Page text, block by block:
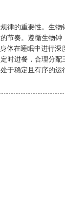
律的重要性。生物
节奏。遵循生物钟
体在睡眠中进行深
时进餐，合理分配
于稳定且有序的运